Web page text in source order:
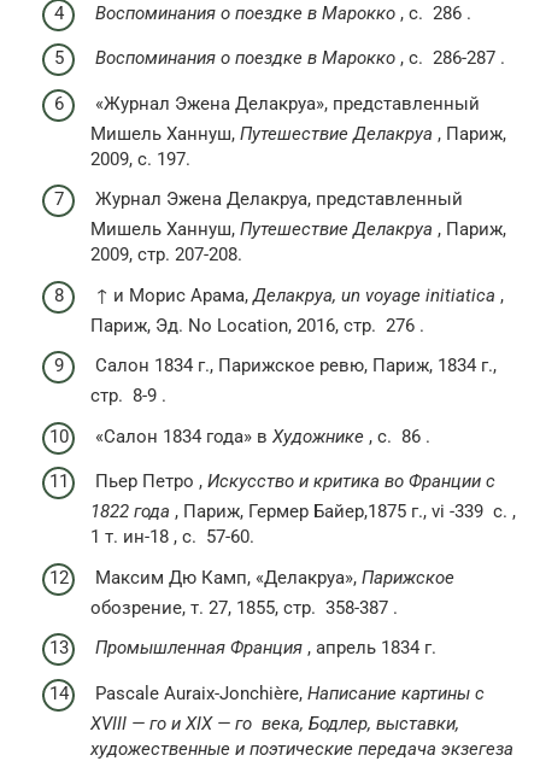
Воспоминания о поездке в Марокко , с. 286 .
Воспоминания о поездке в Марокко , с. 286-287 .
«Журнал Эжена Делакруа», представленный
Мишель Ханнуш, Путешествие Делакруа , Париж,
2009, с. 197.
Журнал Эжена Делакруа, представленный
Мишель Ханнуш, Путешествие Делакруа , Париж,
2009, стр. 207-208.
↑ и Морис Арама,Делакруа, un voyage initiatica ,
Париж, Эд. No Location, 2016, стр. 276 .
Салон 1834 г., Парижское ревю, Париж, 1834 г.,
стр. 8-9 .
«Салон 1834 года» в Художнике , с. 86 .
Пьер Петро , Искусство и критика во Франции с
1822 года , Париж, Гермер Байер,1875 г., vi -339 с. ,
1 т. ин-18 , с. 57-60.
Максим Дю Камп, «Делакруа», Парижское
обозрение, т. 27, 1855, стр. 358-387 .
Промышленная Франция , апрель 1834 г.
Pascale Auraix-Jonchière, Написание картины с
XVIII — го и XIX — го века, Бодлер, выставки,
художественные и поэтические передача экзегеза